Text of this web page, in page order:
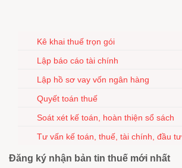
Kê khai thuế trọn gói
Lập báo cáo tài chính
Lập hồ sơ vay vốn ngân hàng
Quyết toán thuế
Soát xét kế toán, hoàn thiện sổ sách
Tư vấn kế toán, thuế, tài chính, đầu tư
Đăng ký nhận bản tin thuế mới nhất